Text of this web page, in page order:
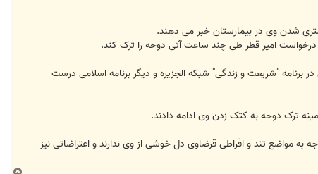
شدن وی در بیمارستان خبر می دهند.
درخواست امیر قطر طی چند ساعت آتی دوحه را ترک کند.
این درخواست اعلام کرده قطر را ترک نخواهد کرد و برخورد نیروهای امنیتی با توجه حضور 12 ساله وی در برنامه "شریعت و زندگی" شبکه الجزیره و دیگر برنامه اسلامی درست
ترک دوحه به کتک زدن وی ادامه دادند.
مواضع تند و افراطی قرضاوی دل خوشی از وی ندارند و اعتراضاتی نیز